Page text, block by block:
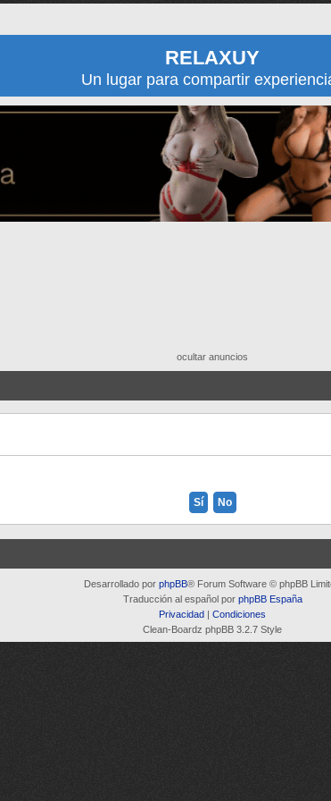
RELAXUY
Un lugar para compartir
ocultar anuncios
Desarrollado por phpBB® Forum Software © phpBB
Traducción al español por phpBB España
Privacidad | Condiciones
Clean-Boardz phpBB 3.2.7 Style